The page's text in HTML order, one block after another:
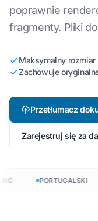
poprawnie
fragmenty. Pliki do
Maksymalny rozmiar
Zachowuje
Przetłumacz
Zarejestruj się za
PORTUGALSKI